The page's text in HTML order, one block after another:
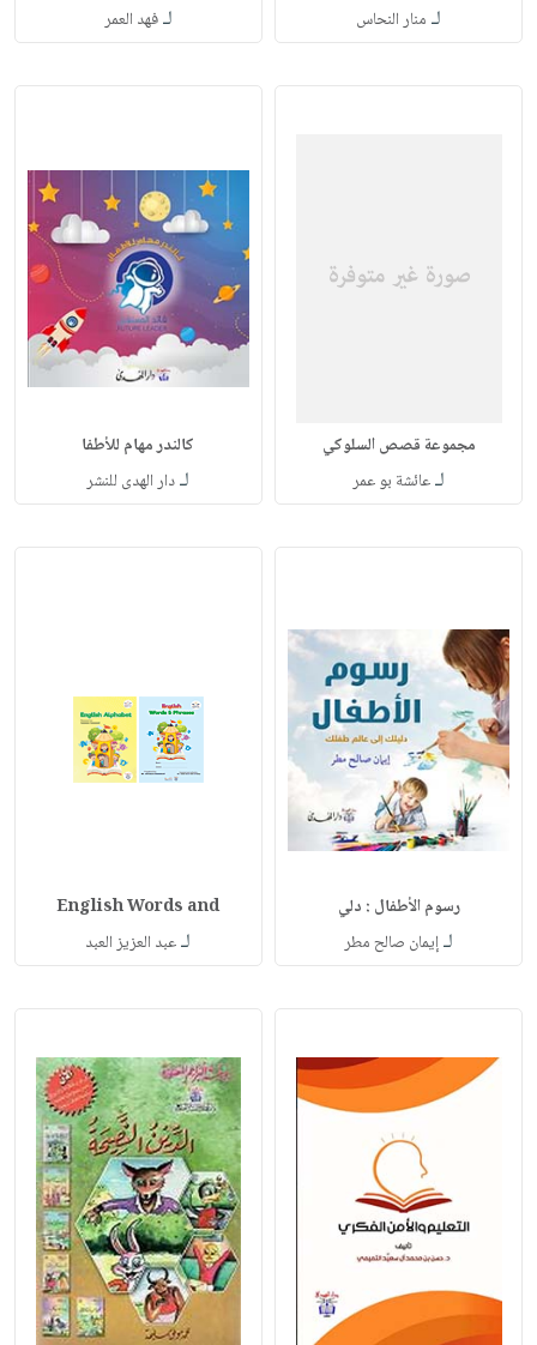
لـ منار النحاس لـفهد العمر
مجموعة قصص السلوكي
لـعائشة بو عمر
كالندر مهام للأطفا
لـدار الهدى للنشر
رسوم الأطفال : دلي
لـإيمان صالح مطر
English Words and
لـعبد العزيز العبد